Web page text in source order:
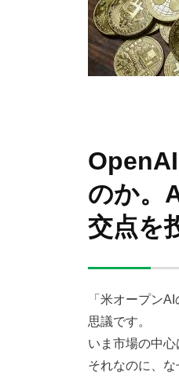
のか。
交点を
「米オープン
思議です。
いま市場の中
それなのに、な